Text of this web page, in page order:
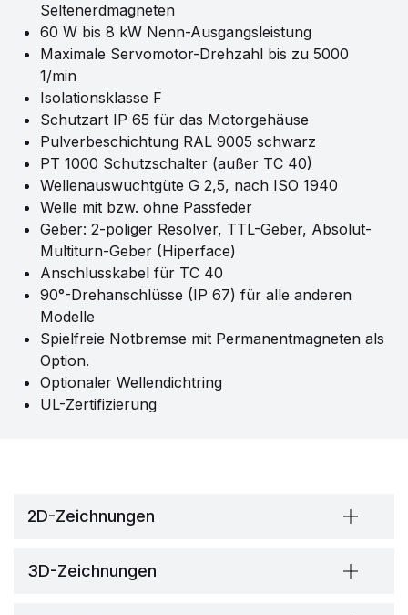
Seltenerdmagneten
60 W bis 8 kW Nenn-Ausgangsleistung
Maximale Servomotor-Drehzahl bis zu 5000
1/min
Isolationsklasse F
Schutzart IP 65 für das Motorgehäuse
Pulverbeschichtung RAL 9005 schwarz
PT 1000 Schutzschalter (außer TC 40)
Wellenauswuchtgüte G 2,5, nach ISO 1940
Welle mit bzw. ohne Passfeder
Geber: 2-poliger Resolver, TTL-Geber, Absolut-
Multiturn-Geber (Hiperface)
Anschlusskabel für TC 40
90°-Drehanschlüsse (IP 67) für alle anderen
Modelle
Spielfreie Notbremse mit Permanentmagneten als
Option.
Optionaler Wellendichtring
UL-Zertifizierung
2D-Zeichnungen
3D-Zeichnungen